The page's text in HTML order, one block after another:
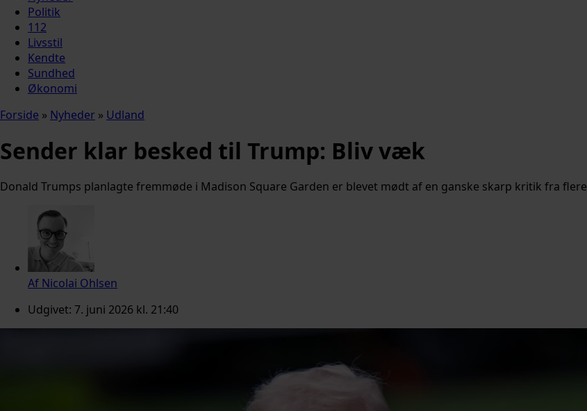
Politik
112
Livsstil
Kendte
Sundhed
Økonomi
Forside » Nyheder » Udland
Sender klar besked til Trump: Bliv væk
Donald Trumps planlagte fremmøde i Madison Square Garden er blevet mødt af en ganske skarp kritik fra flere
Af Nicolai Ohlsen
Udgivet: 7. juni 2026 kl. 21:40